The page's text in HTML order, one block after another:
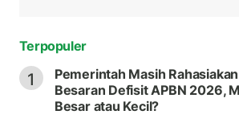
Terpopuler
1
Pemerintah Masih Rahasiakan
Besaran Defisit APBN 2026,
Besar atau Kecil?